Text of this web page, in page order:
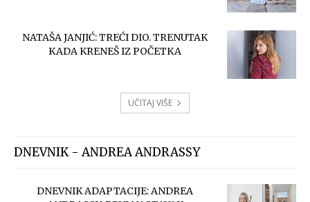
NATAŠA JANJIĆ: TREĆI DIO. TRENUTAK
KADA KRENEŠ IZ POČETKA
UČITAJ VIŠE
DNEVNIK - ANDREA ANDRASSY
DNEVNIK ADAPTACIJE: ANDREA